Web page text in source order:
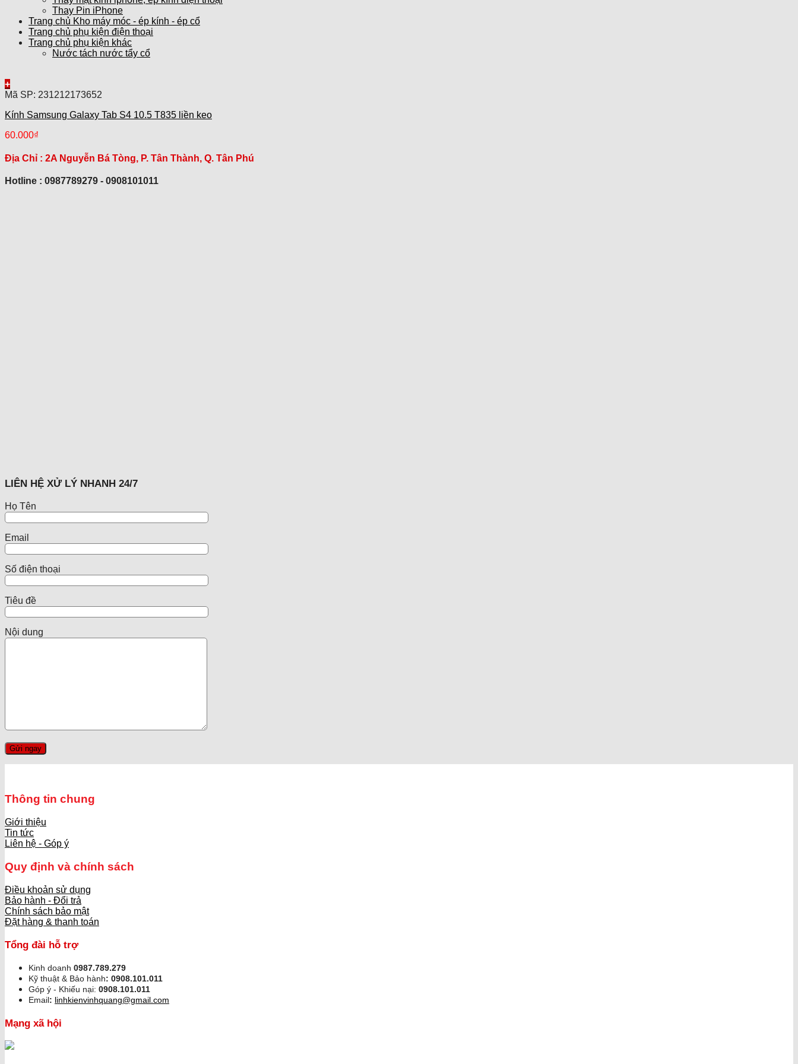
Thay Pin iPhone
Trang chủ Kho máy móc - ép kính - ép cổ
Trang chủ phụ kiện điện thoại
Trang chủ phụ kiện khác
Nước tách nước tẩy cổ
+
Mã SP: 231212173652
Kính Samsung Galaxy Tab S4 10.5 T835 liền keo
60.000₫
Địa Chỉ : 2A Nguyễn Bá Tòng, P. Tân Thành, Q. Tân Phú
Hotline : 0987789279 - 0908101011
LIÊN HỆ XỬ LÝ NHANH 24/7
Họ Tên
Email
Số điện thoại
Tiêu đề
Nội dung
Thông tin chung
Giới thiệu
Tin tức
Liên hệ - Góp ý
Quy định và chính sách
Điều khoản sử dụng
Bảo hành - Đổi trả
Chính sách bảo mật
Đặt hàng & thanh toán
Tổng đài hỗ trợ
Kinh doanh 0987.789.279
Kỹ thuật & Bảo hành: 0908.101.011
Góp ý - Khiếu nại: 0908.101.011
Email: linhkienvinhquang@gmail.com
Mạng xã hội